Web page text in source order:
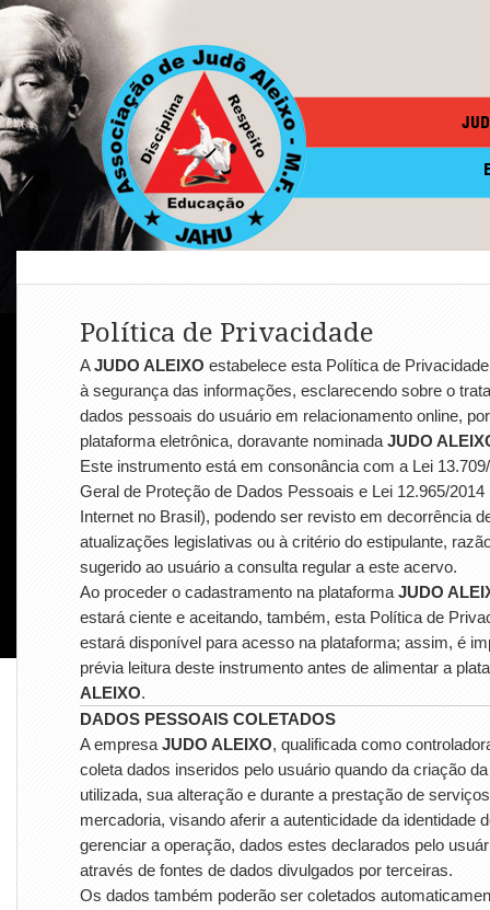
Política de Privacidade
AJUDO ALEIXO estabelece esta Política de
à segurança das informações, esclarecendo sobre o
dados pessoais do usuário em relacionamento online,
plataforma eletrônica, doravante nominada JUDO
Este instrumento está em consonância com a Lei
Geral de Proteção de Dados Pessoais e Lei 12.965/
Internet no Brasil), podendo ser revisto em decorrência
atualizações legislativas ou à critério do estipulante,
sugerido ao usuário a consulta regular a este acervo.
Ao proceder o cadastramento na plataforma JUDO
estará ciente e aceitando, também, esta Política de
estará disponível para acesso na plataforma; assim, é
prévia leitura deste instrumento antes de alimentar a
ALEIXO.
DADOS PESSOAIS COLETADOS
A empresa JUDO ALEIXO, qualificada como
coleta dados inseridos pelo usuário quando da criação
utilizada, sua alteração e durante a prestação de
mercadoria, visando aferir a autenticidade da identidade
gerenciar a operação, dados estes declarados pelo
através de fontes de dados divulgados por terceiras.
Os dados também poderão ser coletados